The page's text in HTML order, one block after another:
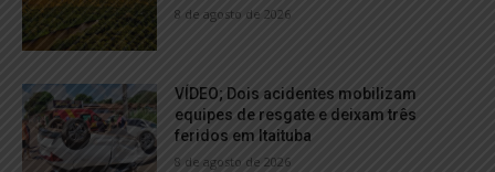
8 de agosto de 2026
VÍDEO; Dois acidentes mobilizam
equipes de resgate e deixam três
feridos em Itaituba
8 de agosto de 2026